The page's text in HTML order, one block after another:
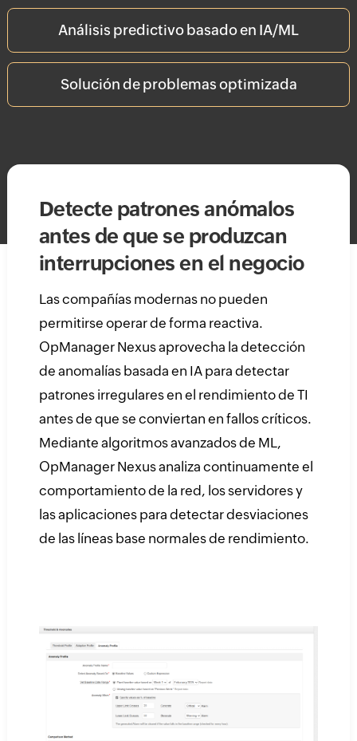
Análisis predictivo basado en IA/ML
Solución de problemas optimizada
Detecte patrones anómalos
antes de que se produzcan
interrupciones en el negocio
Las compañías modernas no pueden
permitirse operar de forma reactiva.
OpManager Nexus aprovecha la detección
de anomalías basada en IA para detectar
patrones irregulares en el rendimiento de TI
antes de que se conviertan en fallos críticos.
Mediante algoritmos avanzados de ML,
OpManager Nexus analiza continuamente el
comportamiento de la red, los servidores y
las aplicaciones para detectar desviaciones
de las líneas base normales de rendimiento.